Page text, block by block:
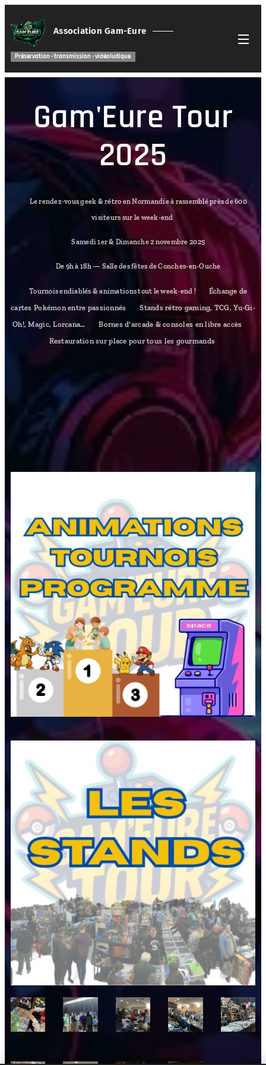
Association Gam-Eure
Préservation - transmission - vidéoludique
Gam'Eure Tour
2025
🎮 Le rendez-vous geek & rétro en Normandie à rassemblé près de 600
visiteurs sur le week-end
🗓️ Samedi 1er & Dimanche 2 novembre 2025
🕘 De 9h à 18h — Salle des fêtes de Conches-en-Ouche
💥 Tournois endiablés & animations tout le week-end !
🃏 Échange de
cartes Pokémon entre passionnés
🎮 Stands rétro gaming, TCG, Yu-Gi-
Oh!, Magic, Lorcana…
🕹️ Bornes d'arcade & consoles en libre accès
Restauration sur place pour tous les gourmands